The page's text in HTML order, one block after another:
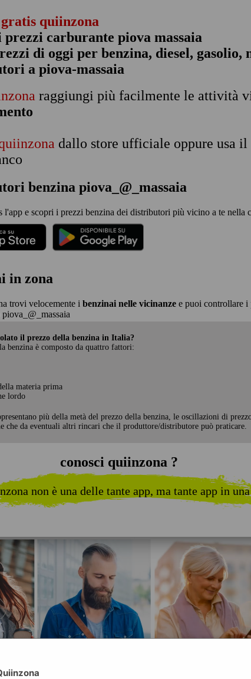
quiinzona
prezzi carburante piova massaia
di oggi per benzina, diesel, gasolio,
a piova-massaia
raggiungi più facilmente le attività
dallo store ufficiale oppure usa il
benzina piova_@_massaia
l'app e scopri i prezzi benzina dei distributori più vicino a te nella
in zona
trovi velocemente i benzinai nelle vicinanze e puoi controllare i
il prezzo della benzina in Italia?
benzina è composto da quattro fattori:
materia prima
lordo
più della metà del prezzo della benzina, le oscillazioni di
che da eventuali altri rincari che il produttore/distributore può praticare.
conosci quiinzona ?
non è una delle tante app, ma tante app in